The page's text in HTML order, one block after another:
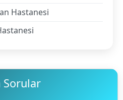
Hastanesi
Sorular